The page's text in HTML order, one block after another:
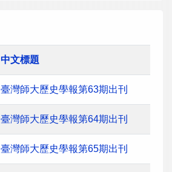
中文標題
臺灣師大歷史學報第63期出刊
臺灣師大歷史學報第64期出刊
臺灣師大歷史學報第65期出刊